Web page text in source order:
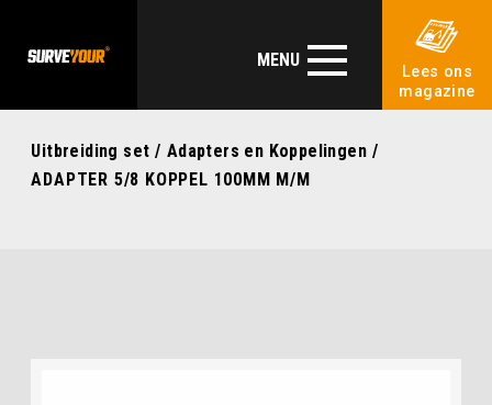
MENU
Lees ons
magazine
Uitbreiding set / Adapters en Koppelingen /
ADAPTER 5/8 KOPPEL 100MM M/M